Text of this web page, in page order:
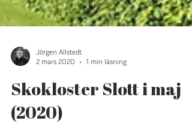
Jörgen Allstedt